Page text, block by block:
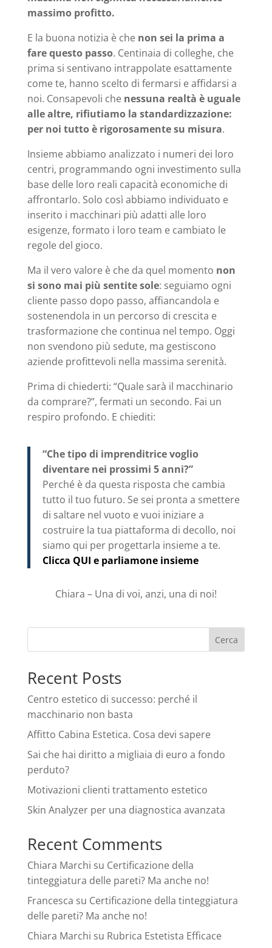
massimo profitto.
E la buona notizia è che non sei la prima a
fare questo passo. Centinaia di colleghe, che
prima si sentivano intrappolate esattamente
come te, hanno scelto di fermarsi e affidarsi a
noi. Consapevoli che nessuna realtà è uguale
alle altre, rifiutiamo la standardizzazione:
per noi tutto è rigorosamente su misura.
Insieme abbiamo analizzato i numeri dei loro
centri, programmando ogni investimento sulla
base delle loro reali capacità economiche di
affrontarlo. Solo così abbiamo individuato e
inserito i macchinari più adatti alle loro
esigenze, formato i loro team e cambiato le
regole del gioco.
Ma il vero valore è che da quel momento non
si sono mai più sentite sole: seguiamo ogni
cliente passo dopo passo, affiancandola e
sostenendola in un percorso di crescita e
trasformazione che continua nel tempo. Oggi
non svendono più sedute, ma gestiscono
aziende profittevoli nella massima serenità.
Prima di chiederti: “Quale sarà il macchinario
da comprare?”, fermati un secondo. Fai un
respiro profondo. E chiediti:
“Che tipo di imprenditrice voglio
diventare nei prossimi 5 anni?”
Perché è da questa risposta che cambia
tutto il tuo futuro. Se sei pronta a smettere
di saltare nel vuoto e vuoi iniziare a
costruire la tua piattaforma di decollo, noi
siamo qui per progettarla insieme a te.
Clicca QUI e parliamone insieme
Chiara – Una di voi, anzi, una di noi!
Cerca
Recent Posts
Centro estetico di successo: perché il
macchinario non basta
Affitto Cabina Estetica. Cosa devi sapere
Sai che hai diritto a migliaia di euro a fondo
perduto?
Motivazioni clienti trattamento estetico
Skin Analyzer per una diagnostica avanzata
Recent Comments
Chiara Marchi su Certificazione della
tinteggiatura delle pareti? Ma anche no!
Francesca su Certificazione della tinteggiatura
delle pareti? Ma anche no!
Chiara Marchi su Rubrica Estetista Efficace